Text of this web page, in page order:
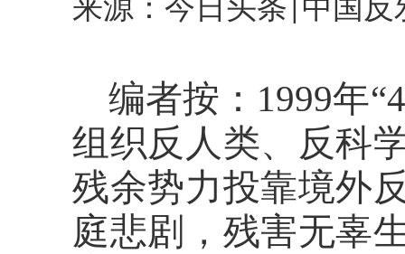
来源：今日头条|中国反
编者按： 1999年
组织反人类、反科
残余势力投靠境外
庭悲剧，残害无辜